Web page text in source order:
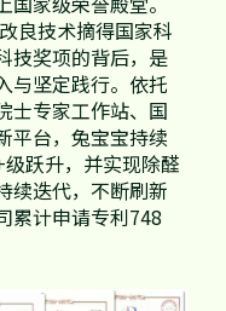
良技术摘得国家科
技奖项的背后，是
与坚定践行。依托
士专家工作站、国
平台，兔宝宝持续
跃升，并实现除醛
续迭代，不断刷新
累计申请专利748